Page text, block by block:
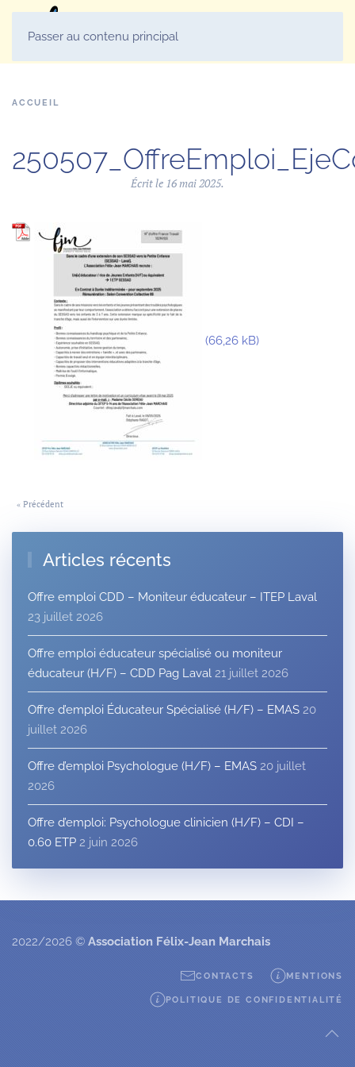
Passer au contenu principal
ACCUEIL
Écrit le 16 mai 2025.
« Précédent
Articles récents
Offre emploi CDD – Moniteur éducateur – ITEP Laval
23 juillet 2026
Offre emploi éducateur spécialisé ou moniteur
éducateur (H/F) – CDD Pag Laval 21 juillet 2026
Offre d’emploi Éducateur Spécialisé (H/F) – EMAS 20
juillet 2026
Offre d’emploi Psychologue (H/F) – EMAS 20 juillet
2026
Offre d’emploi: Psychologue clinicien (H/F) – CDI –
0.60 ETP 2 juin 2026
2022/2026 © Association Félix-Jean Marchais
CONTACTS MENTIONS
POLITIQUE DE CONFIDENTIALITÉ